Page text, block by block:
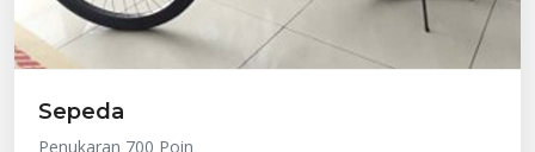
Sepeda
Penukaran 700 Poin